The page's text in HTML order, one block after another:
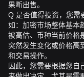
果断出售。
Q 是否值得投资，您需
如：加密市场整体基本
被高估、币种当前价格
突然发生变化或价格高
和交易操作。
因此，您需要根据您自